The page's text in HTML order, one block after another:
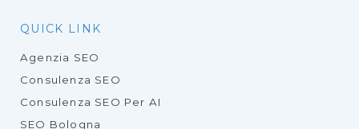
QUICK LINK
Agenzia SEO
Consulenza SEO
Consulenza SEO Per AI
SEO Bologna